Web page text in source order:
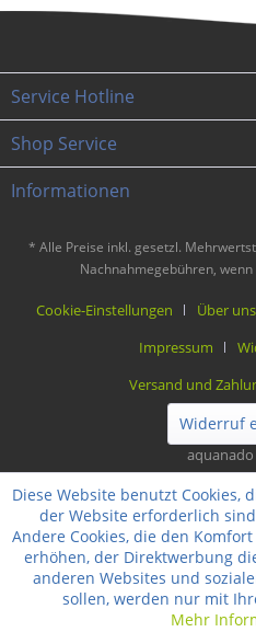
Service Hotline
Shop Service
Informationen
* Alle Preise inkl. gesetzl.
Nachnahmegebühren,
Cookie-Einstellungen Über uns
Impressum
Versand und
Widerruf
Diese Website benutzt Cookies,
der Website erforderlich
Andere Cookies, die den
erhöhen, der Direktwerbung
anderen Websites und
sollen, werden nur mit
Mehr